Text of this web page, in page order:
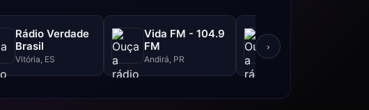
Rádio Verdade
Brasil
Vitória, ES
Vida FM - 104.9
FM
Andirá, PR
São Paulo, SP
›